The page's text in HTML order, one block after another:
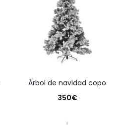
árbol de navidad copo
350€